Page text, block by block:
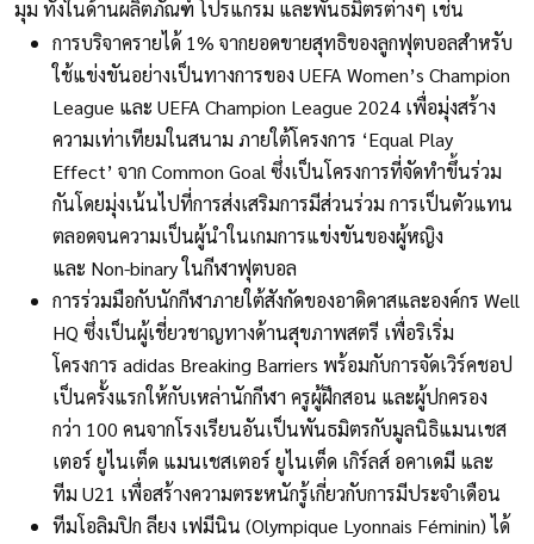
มุม ทั้งในด้านผลิตภัณฑ์ โปรแกรม และพันธมิตรต่างๆ เช่น
การบริจาครายได้ 1% จากยอดขายสุทธิของลูกฟุตบอลสำหรับ
ใช้แข่งขันอย่างเป็นทางการของ UEFA Women’s Champion
League และ UEFA Champion League 2024 เพื่อมุ่งสร้าง
ความเท่าเทียมในสนาม ภายใต้โครงการ ‘Equal Play
Effect’ จาก Common Goal ซึ่งเป็นโครงการที่จัดทำขึ้นร่วม
กันโดยมุ่งเน้นไปที่การส่งเสริมการมีส่วนร่วม การเป็นตัวแทน
ตลอดจนความเป็นผู้นำในเกมการแข่งขันของผู้หญิง
และ Non-binary ในกีฬาฟุตบอล
การร่วมมือกับนักกีฬาภายใต้สังกัดของอาดิดาสและองค์กร Well
HQ ซึ่งเป็นผู้เชี่ยวชาญทางด้านสุขภาพสตรี เพื่อริเริ่ม
โครงการ adidas Breaking Barriers พร้อมกับการจัดเวิร์คชอป
เป็นครั้งแรกให้กับเหล่านักกีฬา ครูผู้ฝึกสอน และผู้ปกครอง
กว่า 100 คนจากโรงเรียนอันเป็นพันธมิตรกับมูลนิธิแมนเชส
เตอร์ ยูไนเต็ด แมนเชสเตอร์ ยูไนเต็ด เกิร์ลส์ อคาเดมี และ
ทีม U21 เพื่อสร้างความตระหนักรู้เกี่ยวกับการมีประจำเดือน
ทีมโอลิมปิก ลียง เฟมีนิน (Olympique Lyonnais Féminin) ได้